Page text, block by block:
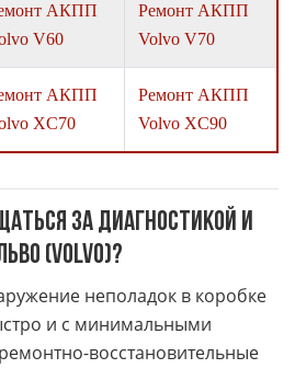
АКПП
V60
Ремонт АКПП
Volvo V70
АКПП
XC70
Ремонт АКПП
Volvo XC90
за диагностикой и
(Volvo)?
неполадок в коробке
и с минимальными
восстановительные